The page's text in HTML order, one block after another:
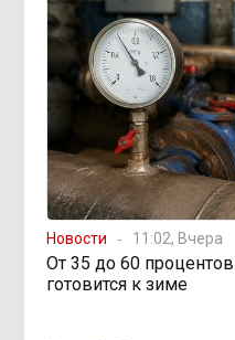
Новости 11:02, Вчера
От 35 до 60
готовится к зиме